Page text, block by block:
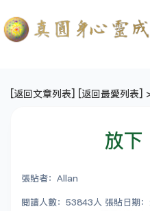
[返回文章列表] [返回最愛列表]
放下
張貼者：Allan
閱讀人數：53843人 張貼日